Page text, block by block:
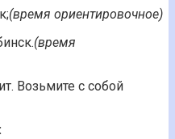
(время ориентировочное)
(время
Возьмите с собой